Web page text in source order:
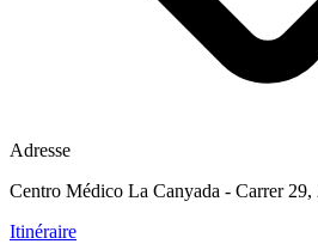
Adresse
Centro Médico La Canyada - Carrer 29,
Itinéraire